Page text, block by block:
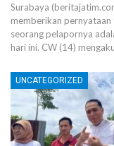
Surabaya
memberikan pernyataan
seorang pelapornya
hari ini. CW (14)
UNCATEGORIZED